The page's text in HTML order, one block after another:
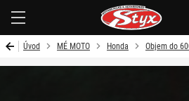
Úvod MÉ MOTO Honda Objem do